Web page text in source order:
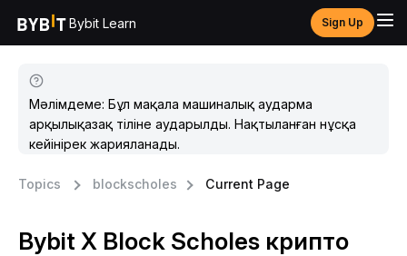
Bybit Learn Sign Up
Мәлімдеме: Бұл мақала машиналық аударма
арқылықазақ тіліне аударылды. Нақтыланған нұсқа
кейінірек жарияланады.
Topics blockscholes Current Page
Bybit X Block Scholes крипто